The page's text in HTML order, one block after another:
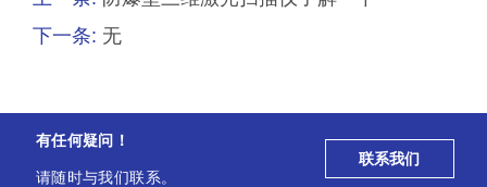
下一条: 无
有任何疑问！
请随时与我们联系。
联系我们